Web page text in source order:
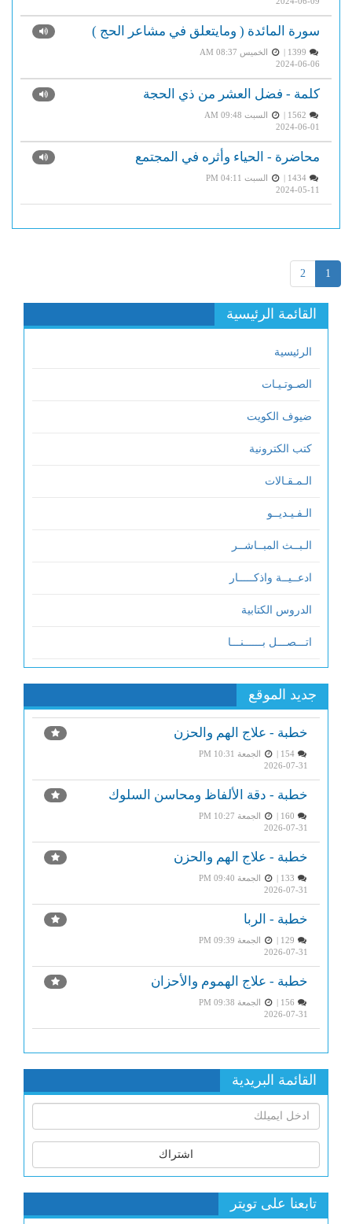
سورة المائدة ( ومايتعلق في مشاعر الحج )
الخميس AM 08:37
2024-06-06
كلمة - فضل العشر من ذي الحجة
السبت AM 09:48
2024-06-01
محاضرة - الحياء وأثره في المجتمع
1434 |
السبت PM 04:11
2024-05-11
1
2
القائمة الرئيسية
الرئيسية
الصـوتـيـات
ضيوف الكويت
كتب الكترونية
الـمـقـالات
الـفـيـديــو
الـبــث المبــاشــر
ادعــيــة واذكـــــار
الدروس الكتابية
اتـــصـــل بــــــنـــا
جديد الموقع
خطبة - علاج الهم والحزن
154 |
الجمعة PM 10:31
2026-07-31
خطبة - دقة الألفاظ ومحاسن السلوك
الجمعة PM 10:27
2026-07-31
خطبة - علاج الهم والحزن
الجمعة PM 09:40
2026-07-31
خطبة - الربا
الجمعة PM 09:39
2026-07-31
خطبة - علاج الهموم والأحزان
الجمعة PM 09:38
2026-07-31
القائمة البريدية
اشتراك
تابعنا على تويتر